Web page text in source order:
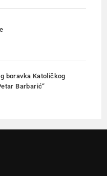
boravka Katoličkog
Barbarić“